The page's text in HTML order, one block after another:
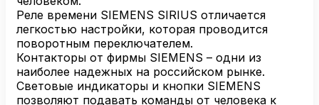
Реле времени SIEMENS SIRIUS отличается
легкостью настройки, которая проводится
поворотным переключателем.
Контакторы от фирмы SIEMENS – одни из
наиболее надежных на российском рынке.
Световые индикаторы и кнопки SIEMENS
позволяют подавать команды от человека к